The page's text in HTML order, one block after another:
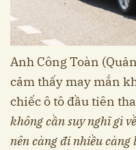
Anh Công Toàn
cảm thấy may mắn
chiếc ô tô đầu tiên
không cần suy nghĩ gì
nên càng đi nhiều càng